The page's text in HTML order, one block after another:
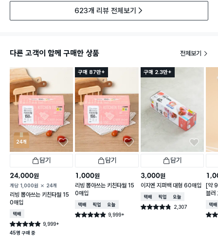
623개 리뷰 전체보기
다른 고객이 함께 구매한 상품 전체보기
24개
담기
24,000원
개당 1,000원 24개
리빙 뽑아쓰는 키친타월 15
0매입
택배배송
별점 4.9점 9,999+
건 작성
45명 구매 중
구매 87만+
담기
1,000원
리빙 뽑아쓰는 키친타월 15
0매입
택배배송매장픽업오늘배송
별점 4.9점 9,999+
건 작성
구매 2.3만+
담기
3,000원
이지엔 지퍼백 대형 60매입
택배배송매장픽업오늘배송
별점 4.8점 2,307
건 작성
[약
블러
X
택배
별점